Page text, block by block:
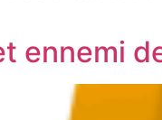
ennemi